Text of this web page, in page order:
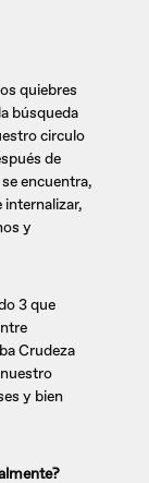
quiebres
búsqueda
circulo
de
encuentra,
internalizar,
y
3 que
Crudeza
y bien